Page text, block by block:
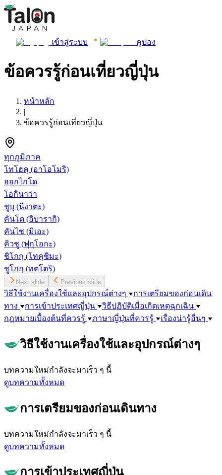
เข้าสู่ระบบ คูปอง
ข้อควรรู้ก่อนเที่ยวญี่ปุ่น
หน้าหลัก
|
ข้อควรรู้ก่อนเที่ยวญี่ปุ่น
ทุกภูมิภาค
โทโฮคุ (อาโอโมริ)
ฮอกไกโด
โอกินาว่า
ชูบุ (นีงาตะ)
คันโต (อิบารากิ)
คันไซ (มิเอะ)
คิวชู (ฟุกุโอกะ)
ชิโกกุ (โทคุชิมะ)
ชูโกกุ (ทตโตริ)
Next slide Previous slide
วิธีใช้งานเครื่องใช้และอุปกรณ์ต่างๆ
การเตรียมของก่อนเดิน
ทาง
การเข้าประเทศญี่ปุ่น
วิธีปฏิบัติเมื่อเกิดเหตุฉุกเฉิน
กฎหมายเบื้องต้นที่ควรรู้
ภาษาญี่ปุ่นที่ควรรู้ เรื่องน่ารู้อื่นๆ
วิธีใช้งานเครื่องใช้และอุปกรณ์ต่างๆ
บทความใหม่กำลังจะมาเร็ว ๆ นี้
ดูบทความทั้งหมด
การเตรียมของก่อนเดินทาง
บทความใหม่กำลังจะมาเร็ว ๆ นี้
ดูบทความทั้งหมด
การเข้าประเทศญี่ปุ่น